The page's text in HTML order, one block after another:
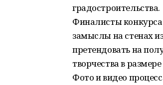
градостроительства.
Финалисты
замыслы на стенах
претендовать на
творчества в
Фото и видео